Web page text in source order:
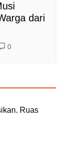
dari
0
Ruas